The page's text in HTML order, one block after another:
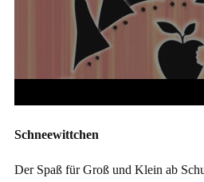
Schneewittchen
Der Spaß für Groß und Klein ab